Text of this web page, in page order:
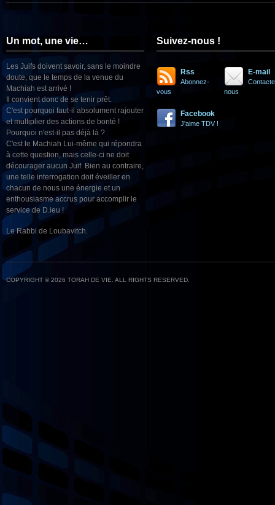
Un mot, une vie…
Les Juifs doivent savoir, sans le moindre
doute, que le temps de la venue du
Machiah est arrivé !
Il convient donc de se tenir prêt.
C'est pourquoi faut-il absolument rajouter
et multiplier des actions de bonté !
Pourquoi n'est-il pas déjà là ?
C'est le Machiah Lui-même qui répondra
à cette question, mais celle-ci ne doit
décourager aucun Juif. Bien au contraire,
une telle interrogation doit éveiller en
chacun de nous une énergie et un
enthousiasme accrus pour accomplir le
service de D.ieu !
Le Rabbi de Loubavitch.
Suivez-nous !
Rss
Abonnez-
vous
E-mail
nous
Facebook
J'aime TDV !
COPYRIGHT © 2026 TORAH DE VIE. ALL RIGHTS RESERVED.